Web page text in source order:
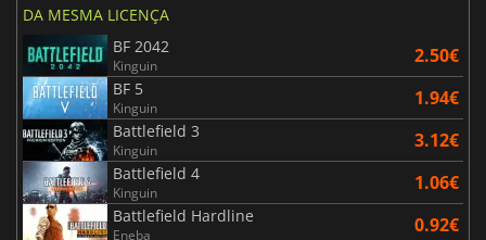
DA MESMA LICENÇA
BF 2042
Kinguin 2.50€
BF 5
Kinguin 1.94€
Battlefield 3
Kinguin 3.12€
Battlefield 4
Kinguin 1.06€
Battlefield Hardline
Eneba 0.92€